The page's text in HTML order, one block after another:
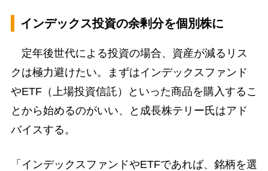
インデックス投資の余剰分を個別株に
定年後世代による投資の場合、資産が減るリス
クは極力避けたい。まずはインデックスファンド
やETF（上場投資信託）といった商品を購入するこ
とから始めるのがいい、と成長株テリー氏はアド
バイスする。
「インデックスファンドやETFであれば、銘柄を選